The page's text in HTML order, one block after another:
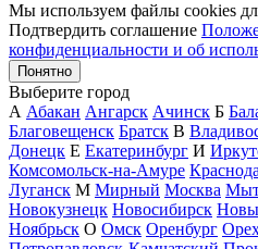
Мы используем файлы cookies
Подтвердить соглашение
конфиденциальности и об
Понятно
Выберите город
А Абакан Ангарск Ачинск Б
Благовещенск Братск В
Донецк Е Екатеринбург И
Комсомольск-на-Амуре
Луганск М Мирный Москва
Новокузнецк Новосибирск
Ноябрьск О Омск Оренбург